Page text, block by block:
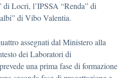
di Locri, l’IPSSA “Renda” di
di Vibo Valentia.
assegnati dal Ministero alla
dei Laboratori di
una prima fase di formazione